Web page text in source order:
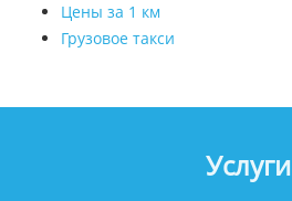
Цены за 1 км
Грузовое такси
Услуги